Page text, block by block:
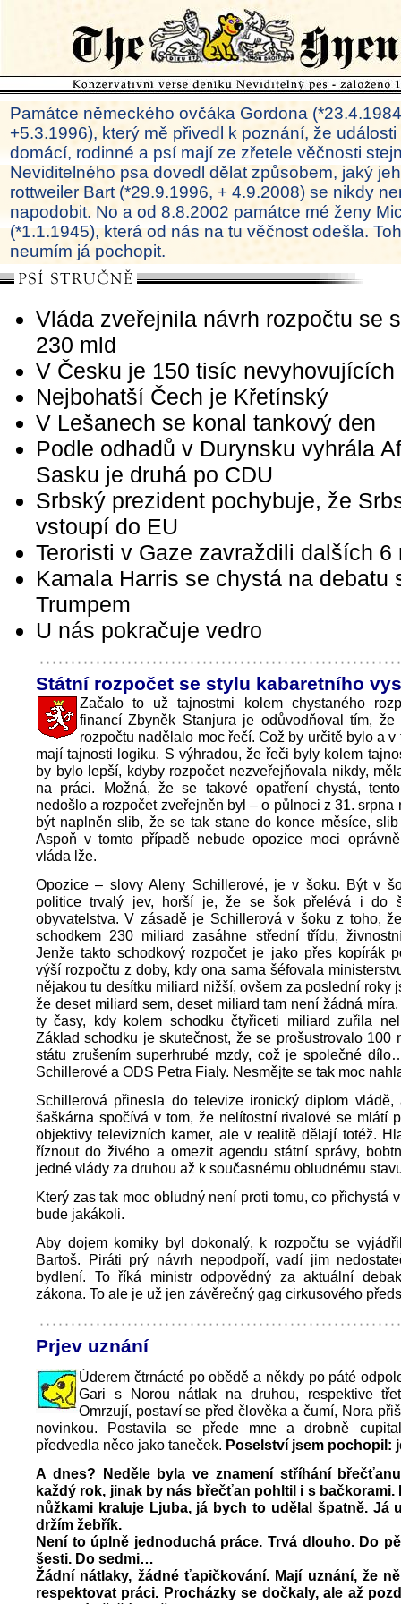
Památce německého ovčáka Gordona
+5.3.1996), který mě přivedl k poznání, že
domácí, rodinné a psí mají ze zřetele věčnosti
Neviditelného psa dovedl dělat způsobem, jaký
rottweiler Bart (*29.9.1996, + 4.9.2008) se nikdy
napodobit. No a od 8.8.2002 památce mé ženy
(*1.1.1945), která od nás na tu věčnost odešla.
neumím já pochopit.
Vláda zveřejnila návrh rozpočtu se
230 mld
V Česku je 150 tisíc nevyhovujících
Nejbohatší Čech je Křetínský
V Lešanech se konal tankový den
Podle odhadů v Durynsku vyhrála
Sasku je druhá po CDU
Srbský prezident pochybuje, že
vstoupí do EU
Teroristi v Gaze zavraždili dalších 6
Kamala Harris se chystá na debatu
Trumpem
U nás pokračuje vedro
Státní rozpočet se stylu kabaretního
Začalo to už tajnostmi kolem chystaného
financí Zbyněk Stanjura je odůvodňoval tím,
rozpočtu nadělalo moc řečí. Což by určitě bylo a v
mají tajnosti logiku. S výhradou, že řeči byly kolem
by bylo lepší, kdyby rozpočet nezveřejňovala nikdy,
na práci. Možná, že se takové opatření chystá,
nedošlo a rozpočet zveřejněn byl – o půlnoci z 31. srpna
být naplněn slib, že se tak stane do konce měsíce,
Aspoň v tomto případě nebude opozice moci
vláda lže.
Opozice – slovy Aleny Schillerové, je v šoku. Být v
politice trvalý jev, horší je, že se šok přelévá i do
obyvatelstva. V zásadě je Schillerová v šoku z toho,
schodkem 230 miliard zasáhne střední třídu,
Jenže takto schodkový rozpočet je jako přes kopírák
výší rozpočtu z doby, kdy ona sama šéfovala
nějakou tu desítku miliard nižší, ovšem za poslední roky
že deset miliard sem, deset miliard tam není žádná
ty časy, kdy kolem schodku čtyřiceti miliard zuřila
Základ schodku je skutečnost, že se prošustrovalo 100
státu zrušením superhrubé mzdy, což je společné
Schillerové a ODS Petra Fialy. Nesmějte se tak moc
Schillerová přinesla do televize ironický diplom vládě,
šaškárna spočívá v tom, že nelítostní rivalové se mlátí
objektivy televizních kamer, ale v realitě dělají totéž.
říznout do živého a omezit agendu státní správy,
jedné vlády za druhou až k současnému obludnému
Který zas tak moc obludný není proti tomu, co přichystá
bude jakákoli.
Aby dojem komiky byl dokonalý, k rozpočtu se
Bartoš. Piráti prý návrh nepodpoří, vadí jim
bydlení. To říká ministr odpovědný za aktuální
zákona. To ale je už jen závěrečný gag cirkusového
Prjev uznání
Úderem čtrnácté po obědě a někdy po páté
Gari s Norou nátlak na druhou, respektive
Omrzují, postaví se před člověka a čumí, Nora
novinkou. Postavila se přede mne a drobně
předvedla něco jako taneček. Poselství jsem pochopil:
A dnes? Neděle byla ve znamení stříhání
každý rok, jinak by nás břečťan pohltil i s bačkorami.
nůžkami kraluje Ljuba, já bych to udělal špatně. Já
držím žebřík.
Není to úplně jednoduchá práce. Trvá dlouho. Do
šesti. Do sedmi…
Žádní nátlaky, žádné ťapičkování. Mají uznání, že
respektovat práci. Procházky se dočkaly, ale až